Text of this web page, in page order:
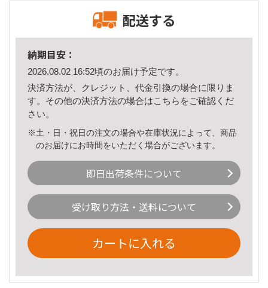
配送する
納期目安：
2026.08.02 16:52頃のお届け予定です。
決済方法が、クレジット、代金引換の場合に限りま
す。その他の決済方法の場合はこちら をご確認くだ
さい。
※土・日・祝日の注文の場合や在庫状況によって、商品
のお届けにお時間をいただく場合がございます。
即日出荷条件について
受け取り方法・送料について
カートに入れる